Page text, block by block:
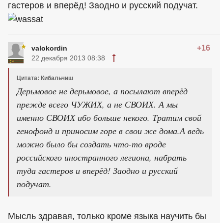
гастеров и вперёд! Заодно и русский подучат.
valokordin +16
22 декабря 2013 08:38
Цитата: Кибальчиш
Дерьмовое не дерьмовое, а посылают вперёд
прежде всего ЧУЖИХ, а не СВОИХ. А мы
именно СВОИХ ибо больше некого. Тратим свой
генофонд и приносим горе в свои же дома.А ведь
можно было бы создать что-то вроде
российского иностранного легиона, набрать
туда гастеров и вперёд! Заодно и русский
подучат.
Мысль здравая, только кроме языка научить бы